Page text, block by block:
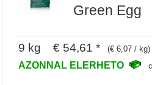
Green Egg
9 kg € 54,61 * (€ 6,07 / kg)
AZONNAL ELERHETO